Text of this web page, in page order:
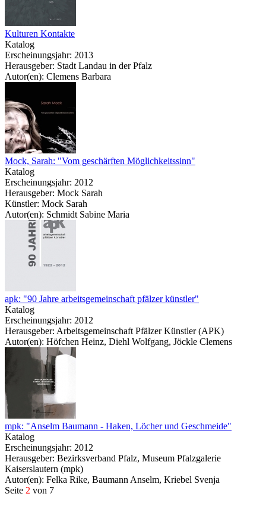
Kulturen Kontakte
Katalog
Erscheinungsjahr: 2013
Herausgeber: Stadt Landau in der Pfalz
Autor(en): Clemens Barbara
Mock, Sarah: "Vom geschärften Möglichkeitssinn"
Katalog
Erscheinungsjahr: 2012
Herausgeber: Mock Sarah
Künstler: Mock Sarah
Autor(en): Schmidt Sabine Maria
apk: "90 Jahre arbeitsgemeinschaft pfälzer künstler"
Katalog
Erscheinungsjahr: 2012
Herausgeber: Arbeitsgemeinschaft Pfälzer Künstler (APK)
Autor(en): Höfchen Heinz, Diehl Wolfgang, Jöckle Clemens
mpk: "Anselm Baumann - Haken, Löcher und Geschmeide"
Katalog
Erscheinungsjahr: 2012
Herausgeber: Bezirksverband Pfalz, Museum Pfalzgalerie
Kaiserslautern (mpk)
Autor(en): Felka Rike, Baumann Anselm, Kriebel Svenja
Seite 2 von 7